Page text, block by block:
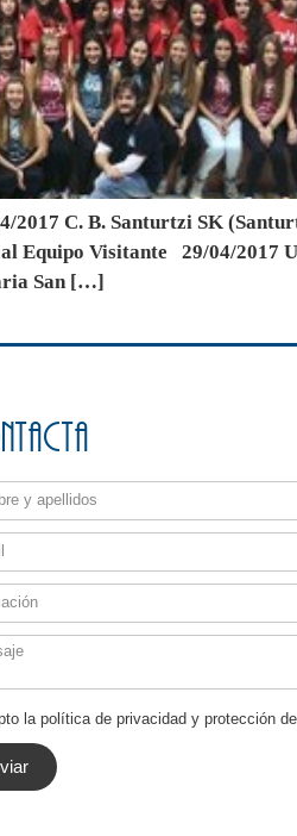
2017 C. B. Santurtzi SK
Equipo Visitante 29/04/2017
San […]
la política de privacidad y protección de